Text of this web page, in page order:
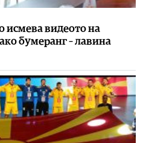
исмева видеото на
бумеранг – лавина